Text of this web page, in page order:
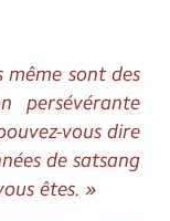
même sont des
persévérante
vous dire
de satsang
êtes. »